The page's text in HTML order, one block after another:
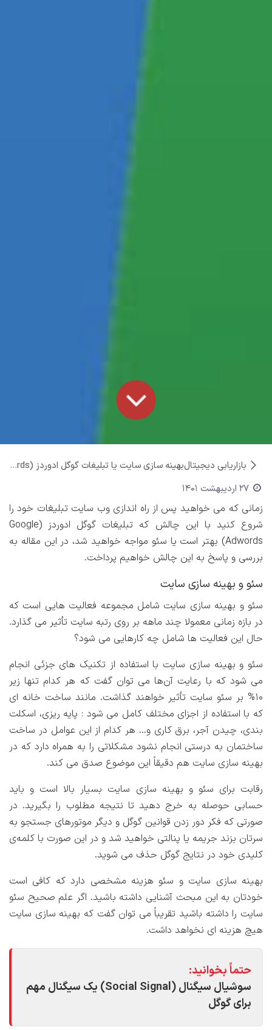
بازاریابی دیجیتالبهینه سازی سایت یا تبلیغات گوگل ادوردز (Google Adwords)، کدام را انتخاب کنیم؟
27 اردیبهشت 1401
زمانی که می خواهید پس از راه اندازی وب سایت تبلیغات خود را
شروع کنید با این چالش که تبلیغات گوگل ادوردز (Google
Adwords) بهتر است یا سئو مواجه خواهید شد،‌ در این مقاله به
بررسی و پاسخ به این چالش خواهیم پرداخت.
سئو و بهینه سازی سایت
سئو و بهینه سازی سایت شامل مجموعه فعالیت هایی است که
در بازه زمانی معمولا چند ماهه بر روی رتبه سایت تأثیر می گذارد.
حال این فعالیت ها شامل چه کارهایی می شود؟
سئو و بهینه سازی سایت با استفاده از تکنیک های جزئی انجام
می شود که با رعایت آن‌ها می توان گفت که هر کدام تنها زیر
10% بر سئو سایت تأثیر خواهند گذاشت. مانند ساخت خانه ای
که با استفاده از اجزای مختلف کامل می شود : پایه ریزی، اسکلت
بندی، چیدن آجر، برق کاری و... هر کدام از این عوامل در ساخت
ساختمان به درستی انجام نشود مشکلاتی را به همراه دارد که در
بهینه سازی سایت هم دقیقاً این موضوع صدق می کند.
رقابت برای سئو و بهینه سازی سایت بسیار بالا است و باید
حسابی حوصله به خرج دهید تا نتیجه مطلوب را بگیرید. در
صورتی که فکر دور زدن قوانین گوگل و دیگر موتورهای جستجو به
سرتان بزند جریمه یا پنالتی خواهید شد و در این صورت با کلمه‌ی
کلیدی خود در نتایج گوگل حذف می شوید.
بهینه سازی سایت و سئو هزینه مشخصی دارد که کافی است
خودتان به این مبحث آشنایی داشته باشید. اگر علم صحیح سئو
سایت را داشته باشید تقریباً می توان گفت که بهینه سازی سایت
هیچ هزینه ای نخواهد داشت.
حتماً بخوانید:
سوشیال سیگنال (Social Signal) یک سیگنال مهم
برای گوگل